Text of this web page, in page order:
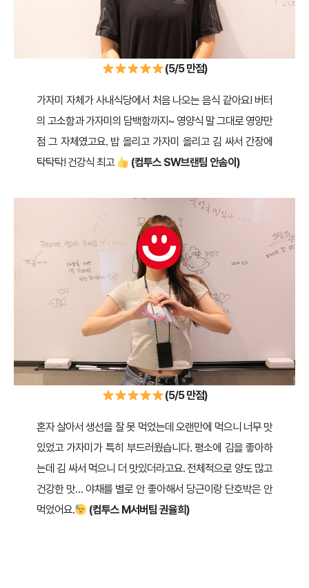
(5/5 만점)
가자미 자체가 사내식당에서 처음 나오는 음식 같아요! 버터
의 고소함과 가자미의 담백함까지~ 영양식 말 그대로 영양만
점 그 자체였고요. 밥 올리고 가자미 올리고 김 싸서 간장에
탁탁탁! 건강식 최고
(컴투스 SW브랜팀 안솜이)
(5/5 만점)
혼자 살아서 생선을 잘 못 먹었는데 오랜만에 먹으니 너무 맛
있었고 가자미가 특히 부드러웠습니다. 평소에 김을 좋아하
는데 김 싸서 먹으니 더 맛있더라고요. 전체적으로 양도 많고
건강한 맛… 야채를 별로 안 좋아해서 당근이랑 단호박은 안
먹었어요.
(컴투스 M서버팀 권율희)